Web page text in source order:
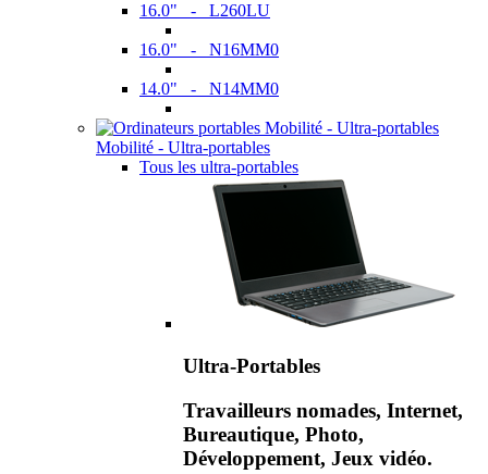
16.0" - L260LU
16.0" - N16MM0
14.0" - N14MM0
Mobilité - Ultra-portables
Tous les ultra-portables
Ultra-Portables
Travailleurs nomades, Internet,
Bureautique, Photo,
Développement, Jeux vidéo.